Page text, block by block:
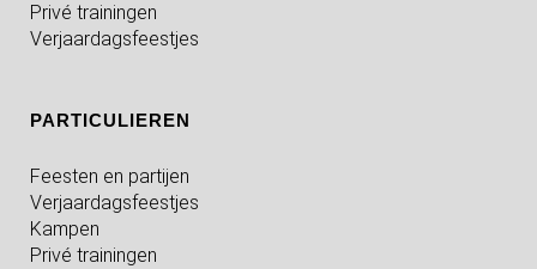
Privé trainingen
Verjaardagsfeestjes
PARTICULIEREN
Feesten en partijen
Verjaardagsfeestjes
Kampen
Privé trainingen